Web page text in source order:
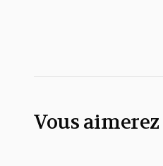
Vous aimerez